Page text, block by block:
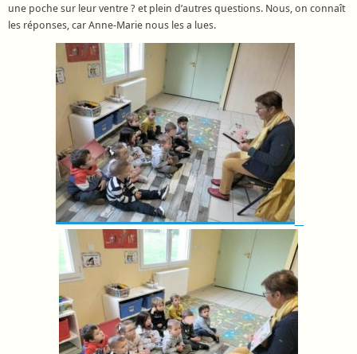
une poche sur leur ventre ? et plein d’autres questions. Nous, on connaît
les réponses, car Anne-Marie nous les a lues.